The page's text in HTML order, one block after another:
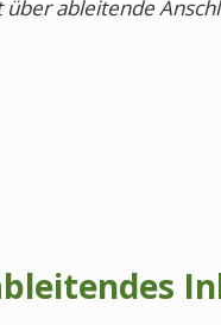
ableitende